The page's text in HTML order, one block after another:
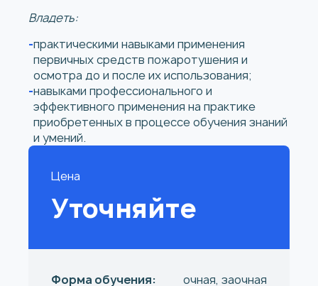
Владеть:
практическими навыками применения
первичных средств пожаротушения и
осмотра до и после их использования;
навыками профессионального и
эффективного применения на практике
приобретенных в процессе обучения знаний
и умений.
Цена
Уточняйте
Форма обучения:
очная, заочная